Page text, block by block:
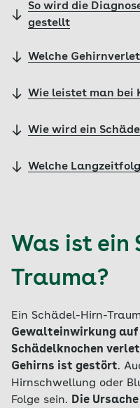
So wird die
gestellt
Welche
Wie leistet man bei
Wie wird ein
Welche
Was ist ein
Trauma?
Ein Schädel-Hirn-
Gewalteinwirkung auf
Schädelknochen
Gehirns ist gestört.
Hirnschwellung oder
Folge sein. Die